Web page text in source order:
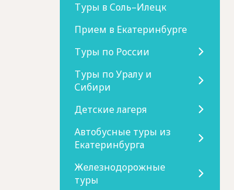
Туры в Соль–Илецк
Прием в Екатеринбурге
Туры по России
Туры по Уралу и
Сибири
Детские лагеря
Автобусные туры из
Екатеринбурга
Железнодорожные
туры